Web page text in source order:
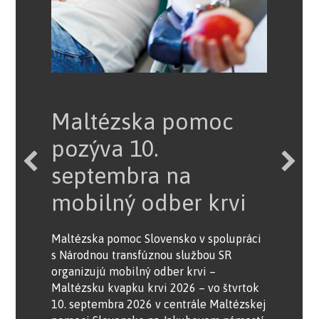
Maltézska pomoc
pozýva 10.
septembra na
mobilný odber krvi
Maltézska pomoc Slovensko v spolupráci
s Národnou transfúznou službou SR
organizujú mobilný odber krvi –
Maltézsku kvapku krvi 2026 – vo štvrtok
10. septembra 2026 v centrále Maltézskej
ľuďom bez domova
aj v letných
mesiacoch
Slovensko rozdávajú teplé polievky aj v
letných mesiacoch. V Bratislave a v Nitre
to je vždy v nedeľu, v Trenčíne v sobotu
na poludnie. Každý týždeň maltézski
dobrovoľníci vydajú v troch krajských